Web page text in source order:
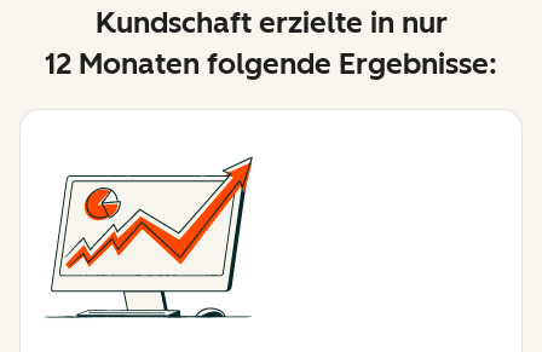
Kundschaft erzielte in nur
12 Monaten folgende Ergebnisse: